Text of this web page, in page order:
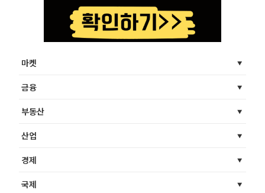
마켓
금융
부동산
산업
경제
국제